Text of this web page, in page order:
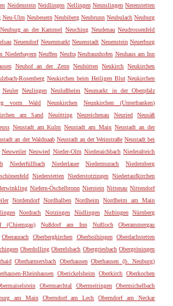
Neidenstein Neidlingen Nellingen Nennslingen Nerenstetten
Neu-Ulm Neubeuern Neubiberg Neubrunn Neubulach Neuburg
Neuburg an der Kammel Neuching Neudenau Neudrossenfeld
Neuendorf Neuenmarkt Neuenstadt Neuenstein Neuerburg
Niederbayern Neuffen Neufra Neufraunhofen Neuhaus am Inn
Neuhof an der Zenn Neuhütten Neukirch Neukirchen
Rosenberg Neukirchen beim Heiligen Blut Neukirchen
Neuler Neulingen Neulußheim
Neumarkt in der Oberpfalz
vorm Wald Neunkirchen
Neunkirchen (Unterfranken)
am Sand Neuötting Neureichenau Neuried
Neusäß
Neustadt am Kulm Neustadt am Main Neustadt an der
an der Waldnaab Neustadt an der Weinstraße Neustadt bei
Neuweiler Neuwied Nieder-Olm Niederaichbach Niederalteich
Niederfüllbach Niederlauer Niedermurach
Niedernberg
Niederstetten Niederstotzingen Niedertaufkirchen
Niefern-Öschelbronn Nierstein Nittenau Nittendorf
Nordendorf Nordhalben Nordheim
Nordheim am Main
Nordrach Notzingen Nüdlingen Nufringen
Nürnberg
(Chiemgau) Nußdorf am Inn Nußloch
Oberammergau
Oberaurach Oberbergkirchen Oberboihingen
Oberdachstetten
Oberdolling Oberelsbach Obergriesbach Obergröningen
Oberharmersbach Oberhausen Oberhausen (b. Neuburg)
Rheinhausen Oberickelsheim Oberkirch Oberkochen
Obermarchtal Obermeitingen
Obermichelbach
am Main Oberndorf am Lech
Oberndorf am Neckar